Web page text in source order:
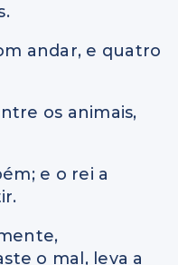
andar, e quatro
os animais,
e o rei a
o mal, leva a